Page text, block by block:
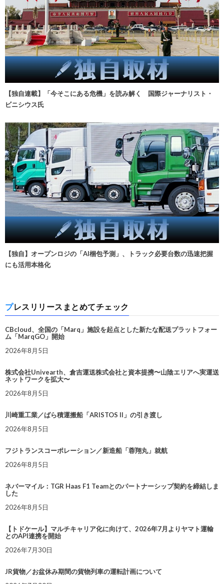
【独自連載】「今そこにある危機」を読み解く 国際ジャーナリスト・
ビニシウス氏
【独自】オープンロジの「AI梱包予測」、トラック必要台数の迅速把握
にも活用本格化
プレスリリースまとめてチェック
CBcloud、全国の「Marq」施設を起点とした新たな配送プラットフォー
ム「MarqGO」開始
2026年8月5日
株式会社Univearth、倉吉運送株式会社と資本提携〜山陰エリアへ実運送
ネットワークを拡大〜
2026年8月5日
川崎重工業／ばら積運搬船「ARISTOS II」の引き渡し
2026年8月5日
フジトランスコーポレーション／新造船「蓉翔丸」就航
2026年8月5日
ネバーマイル：TGR Haas F1 Teamとのパートナーシップ契約を締結しま
した
2026年8月5日
【トドケール】マルチキャリア化に向けて、2026年7月よりヤマト運輸
とのAPI連携を開始
2026年7月30日
JR貨物／お盆休み期間の貨物列車の運転計画について